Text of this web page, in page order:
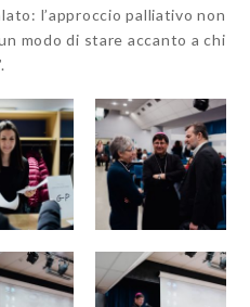
l’approccio palliativo non
modo di stare accanto a chi